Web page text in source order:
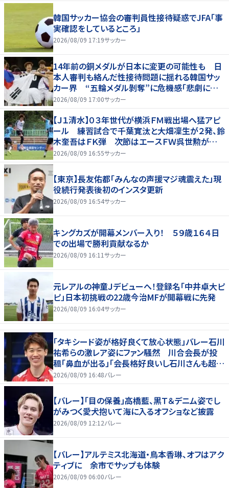
韓国サッカー協会の審判員性接待疑惑でJFA「事
実確認をしているところ」
2026/08/09 17:19サッカー
14年前の銅メダルが日本に変更の可能性も 日
本人審判も絡んだ性接待問題に揺れる韓国サッ
カー界 “五輪メダル剝奪”に危機感「悲劇に見
舞われる」
2026/08/09 17:00サッカー
【Ｊ１清水】０３年世代が横浜ＦＭ戦出場へ猛アピ
ール 練習試合で千葉寛汰と大畑凜生が２発、鈴
木奎吾はＦＫ弾 次節はエースＦＷ呉世勲が出
場停止
2026/08/09 16:55サッカー
【東京】長友佑都「みんなの声援マジ魂震えた」現
役続行発表後初のインスタ更新
2026/08/09 16:54サッカー
キングカズが開幕メンバー入り！ ５９歳１６４日
での出場で勝利貢献なるか
2026/08/09 16:11サッカー
元レアルの神童Ｊデビューへ！登録名「中井卓大ピ
ピ」日本初挑戦の22歳今治MFが開幕戦に先発
2026/08/09 16:04サッカー
「タキシード姿が格好良くて放心状態」バレー石川
祐希らの激レア姿にファン騒然 川合会長が投
稿「鼻血が出る」「会長格好良いし石川さんも超格
好いい」
2026/08/09 16:48バレー
【バレー】「目の保養」高橋藍、黒Ｔ＆デニム姿でし
がみつく愛犬抱いて海に入るオフショなど披露
2026/08/09 12:12バレー
【バレー】アルテミス北海道・鳥本香琳、オフはアク
ティブに 余市でサップも体験
2026/08/09 06:00バレー